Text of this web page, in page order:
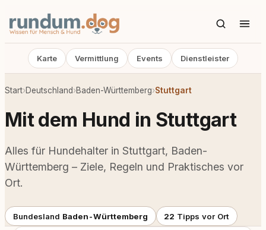
Karte Vermittlung Events Dienstleister
Start›Deutschland›Baden-Württemberg›Stuttgart
Mit dem Hund in Stuttgart
Alles für Hundehalter in Stuttgart, Baden-
Württemberg – Ziele, Regeln und Praktisches vor
Ort.
Bundesland Baden-Württemberg 22 Tipps vor Ort